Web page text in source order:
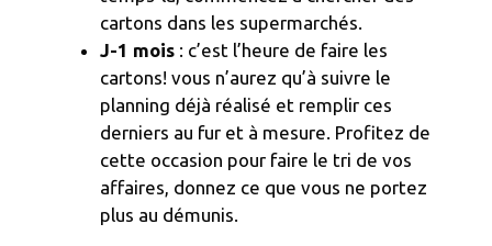
cartons dans les supermarchés.
J-1 mois : c’est l’heure de faire les
cartons! vous n’aurez qu’à suivre le
planning déjà réalisé et remplir ces
derniers au fur et à mesure. Profitez de
cette occasion pour faire le tri de vos
affaires, donnez ce que vous ne portez
plus au démunis.